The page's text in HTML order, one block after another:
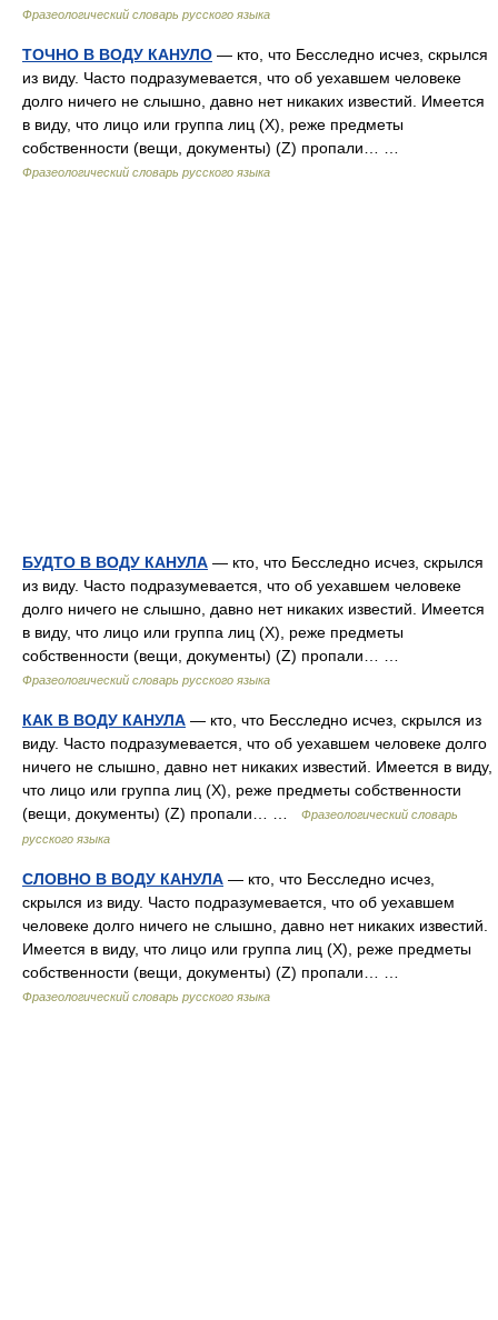
Фразеологический словарь русского языка
ТОЧНО В ВОДУ КАНУЛО — кто, что Бесследно исчез, скрылся
из виду. Часто подразумевается, что об уехавшем человеке
долго ничего не слышно, давно нет никаких известий. Имеется
в виду, что лицо или группа лиц (Х), реже предметы
собственности (вещи, документы) (Z) пропали… …
Фразеологический словарь русского языка
БУДТО В ВОДУ КАНУЛА — кто, что Бесследно исчез, скрылся
из виду. Часто подразумевается, что об уехавшем человеке
долго ничего не слышно, давно нет никаких известий. Имеется
в виду, что лицо или группа лиц (Х), реже предметы
собственности (вещи, документы) (Z) пропали… …
Фразеологический словарь русского языка
КАК В ВОДУ КАНУЛА — кто, что Бесследно исчез, скрылся из
виду. Часто подразумевается, что об уехавшем человеке долго
ничего не слышно, давно нет никаких известий. Имеется в виду,
что лицо или группа лиц (Х), реже предметы собственности
(вещи, документы) (Z) пропали… …
Фразеологический словарь
русского языка
СЛОВНО В ВОДУ КАНУЛА — кто, что Бесследно исчез,
скрылся из виду. Часто подразумевается, что об уехавшем
человеке долго ничего не слышно, давно нет никаких известий.
Имеется в виду, что лицо или группа лиц (Х), реже предметы
собственности (вещи, документы) (Z) пропали… …
Фразеологический словарь русского языка